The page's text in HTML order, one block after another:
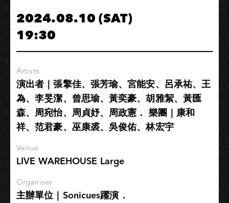
｜
高
流
市
告
2024.08.10 (SAT)
19:30
Artists
演出者｜張擎佳、張芳瑜、宮能安、呂承祐、王
為、李旻潔、曾思瑜、黃奕豪、胡雅絜、黃匯
森、周宛怡、周貞妤、周政憲． 樂團｜康和
祥、范君豪、巫康裘、吳俊佑、林宏宇
Venue
LIVE WAREHOUSE Large
Organiser
主辦單位｜Sonicues躍演．